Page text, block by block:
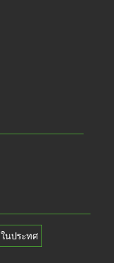
ในประทศ